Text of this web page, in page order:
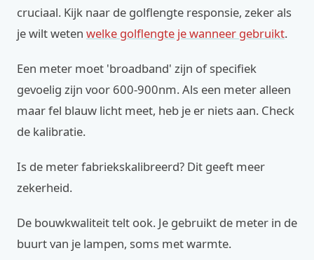
cruciaal. Kijk naar de golflengte responsie, zeker als
je wilt weten welke golflengte je wanneer gebruikt.
Een meter moet 'broadband' zijn of specifiek
gevoelig zijn voor 600-900nm. Als een meter alleen
maar fel blauw licht meet, heb je er niets aan. Check
de kalibratie.
Is de meter fabriekskalibreerd? Dit geeft meer
zekerheid.
De bouwkwaliteit telt ook. Je gebruikt de meter in de
buurt van je lampen, soms met warmte.